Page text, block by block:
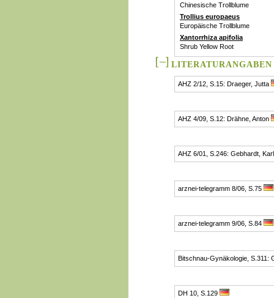
Chinesische Trollblume
Trollius europaeus
Europäische Trollblume
Xantorrhiza apifolia
Shrub Yellow Root
LITERATURANGABEN
AHZ 2/12, S.15: Draeger, Jutta
AHZ 4/09, S.12: Drähne, Anton
AHZ 6/01, S.246: Gebhardt,
arznei-telegramm 8/06, S.75
arznei-telegramm 9/06, S.84
Bitschnau-Gynäkologie, S.311:
DH 10, S.129